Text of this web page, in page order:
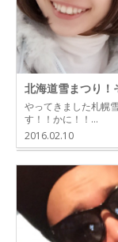
北海道雪まつり！
やってきました札幌
す！！かに！！…
2016.02.10